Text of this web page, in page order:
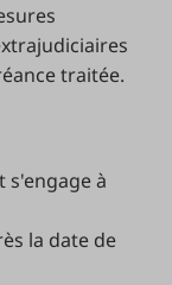
traitée.
s'engage à
la date de